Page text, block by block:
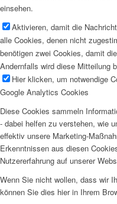
einsehen.
Aktivieren, damit die
alle Cookies, denen nicht
benötigen zwei Cookies, damit
Andernfalls wird diese Mitteilung
Hier klicken, um notwendige
Google Analytics Cookies
Diese Cookies sammeln
- dabei helfen zu verstehen, wie
effektiv unsere Marketing-
Erkenntnissen aus diesen
Nutzererfahrung auf unserer
Wenn Sie nicht wollen, dass wir
können Sie dies hier in Ihrem